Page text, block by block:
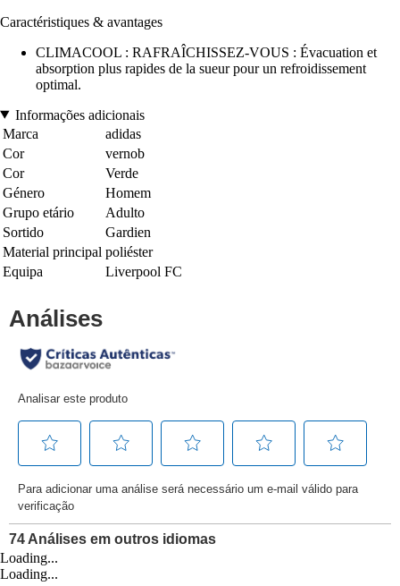
Caractéristiques & avantages
CLIMACOOL : RAFRAÎCHISSEZ-VOUS : Évacuation et
absorption plus rapides de la sueur pour un refroidissement
optimal.
Informações adicionais
Marca
adidas
Cor
vernob
Cor
Verde
Género
Homem
Grupo etário
Adulto
Sortido
Gardien
Material principal poliéster
Equipa
Liverpool FC
Loading...
Loading...